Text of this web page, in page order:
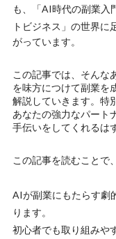
も、
「AI時代の副業入
トビジネス」 の世界に
がっています。
この記事では、そんな
を味方につけて副業を
解説していきます。特
あなたの強力なパート
手伝いをしてくれるは
この記事を読むことで
AIが副業にもたらす劇
ります。
初心者でも取り組みや